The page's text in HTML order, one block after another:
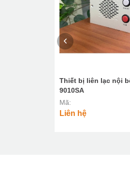
Thiết bị liên lạc nội
9010SA
Mã:
Liên hệ